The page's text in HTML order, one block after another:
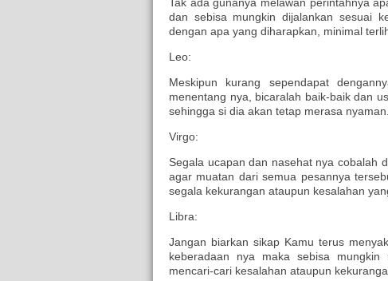
dan sebisa mungkin dijalankan sesuai
dengan apa yang diharapkan, minimal
Leo:
Meskipun kurang sependapat
menentang nya, bicaralah baik-baik dan
sehingga si dia akan tetap merasa nyaman.
Virgo:
Segala ucapan dan nasehat nya cobalah
agar muatan dari semua pesannya
segala kekurangan ataupun kesalahan
Libra:
Jangan biarkan sikap Kamu terus
keberadaan nya maka sebisa
mencari-cari kesalahan ataupun